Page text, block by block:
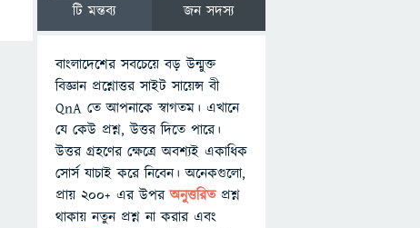
টি মন্তব্য জন সদস্য
বাংলাদেশের সবচেয়ে বড় উন্মুক্ত
বিজ্ঞান প্রশ্নোত্তর সাইট সায়েন্স বী
QnA তে আপনাকে স্বাগতম। এখানে
যে কেউ প্রশ্ন, উত্তর দিতে পারে।
উত্তর গ্রহণের ক্ষেত্রে অবশ্যই একাধিক
সোর্স যাচাই করে নিবেন। অনেকগুলো,
প্রায় ২০০+ এর উপরঅনুত্তরিতপ্রশ্ন
থাকায় নতুন প্রশ্ন না করার এবং